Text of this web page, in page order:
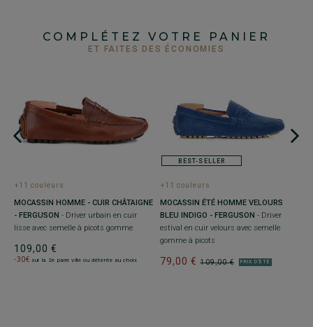
COMPLÉTEZ VOTRE PANIER
ET FAITES DES ÉCONOMIES
+11 couleurs
MOCASSIN HOMME - CUIR CHÂTAIGNE
- FERGUSON - Driver urbain en cuir
lisse avec semelle à picots gomme
109,00 €
-30€ sur la 2e paire ville ou détente au choix
BEST-SELLER
+11 couleurs
MOCASSIN ÉTÉ HOMME VELOURS
BLEU INDIGO - FERGUSON - Driver
estival en cuir velours avec semelle
gomme à picots
109,00 €
79,00 € PRIX D'ÉTÉ